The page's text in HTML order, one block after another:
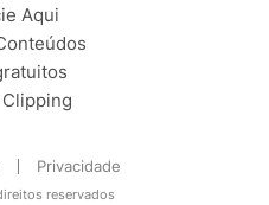
Aqui
Privacidade
reservados